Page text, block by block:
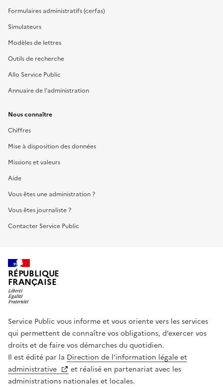
Formulaires administratifs (cerfas)
Simulateurs
Modèles de lettres
Outils de recherche
Allo Service Public
Annuaire de l'administration
Nous connaître
Chiffres
Mise à disposition des données
Missions et valeurs
Aide
Vous êtes une administration ?
Vous êtes journaliste ?
Contacter Service Public
RÉPUBLIQUE
FRANÇAISE
Service Public vous informe et vous oriente vers les services
qui permettent de connaître vos obligations, d’exercer vos
droits et de faire vos démarches du quotidien.
Il est édité par la Direction de l’information légale et
administrative
et réalisé en partenariat avec les
administrations nationales et locales.